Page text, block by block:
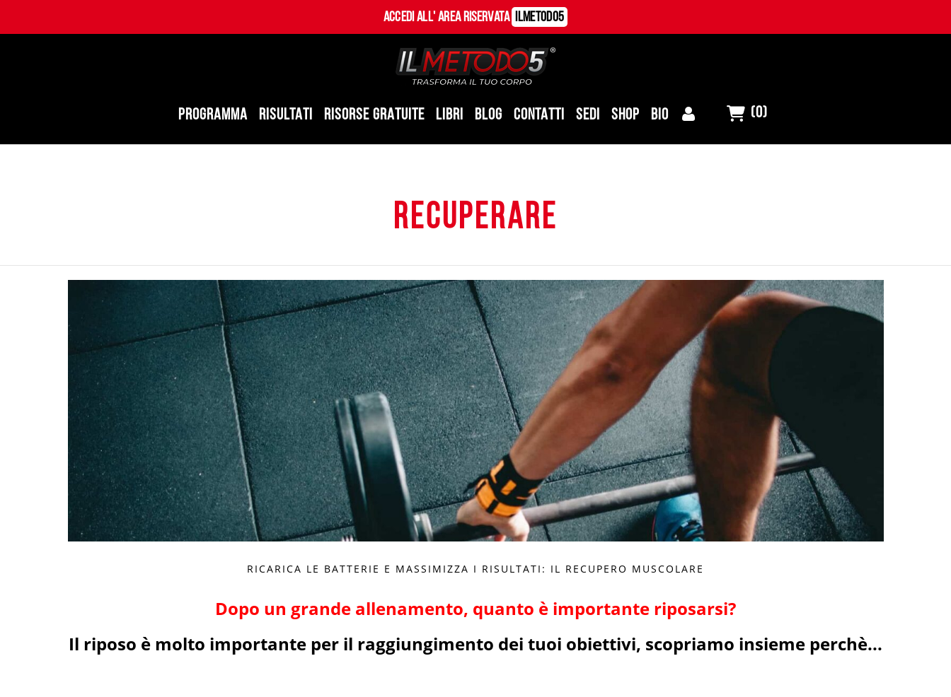
Accedi all' Area Riservata ILMetodo5
PROGRAMMA RISULTATI RISORSE GRATUITE LIBRI BLOG CONTATTI SEDI SHOP BIO (0)
recuperare
RICARICA LE BATTERIE E MASSIMIZZA I RISULTATI: IL RECUPERO MUSCOLARE
Dopo un grande allenamento, quanto è importante riposarsi?
Il riposo è molto importante per il raggiungimento dei tuoi obiettivi, scopriamo insieme perchè...